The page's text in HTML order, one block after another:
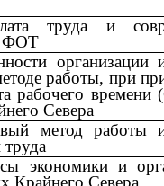
труда и
ФОТ
организации
работы, при
рабочего
Севера
метод работы
экономики и
Крайнего Севера